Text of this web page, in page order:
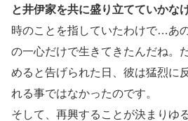
と井伊家を共に盛り立てていかな
時のことを指していたわけで…あ
の一心だけで生きてきたんだね。
めると告げられた日、彼は猛烈に
れる事ではなかったのです。
そして、再興することが決まりゆ